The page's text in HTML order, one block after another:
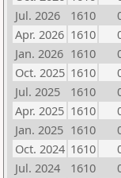
Jul. 2026
1610
Apr. 2026 1610
Jan. 2026 1610
Oct. 2025 1610
Jul. 2025
1610
Apr. 2025 1610
Jan. 2025 1610
Oct. 2024 1610
Jul. 2024
1610